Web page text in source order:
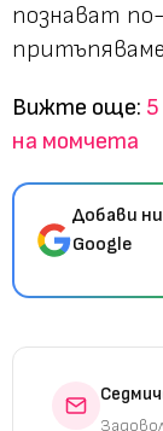
познават
Вижте още:
на момчета
Добави
Google